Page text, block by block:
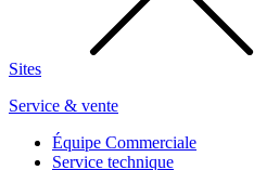
Sites
Service & vente
Équipe Commerciale
Service technique